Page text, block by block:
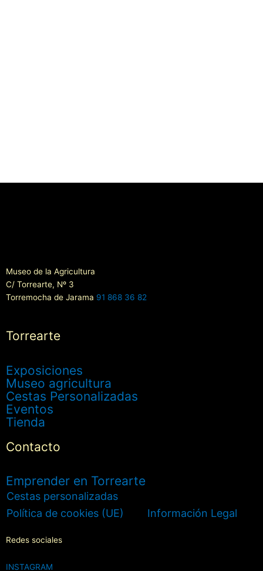
Museo de la Agricultura
C/ Torrearte, Nº 3
Torremocha de Jarama 91 868 36 82
Torrearte
Exposiciones
Museo agricultura
Cestas Personalizadas
Eventos
Tienda
Contacto
Emprender en Torrearte
Cestas personalizadas
Política de cookies (UE)
Información Legal
Redes sociales
INSTAGRAM